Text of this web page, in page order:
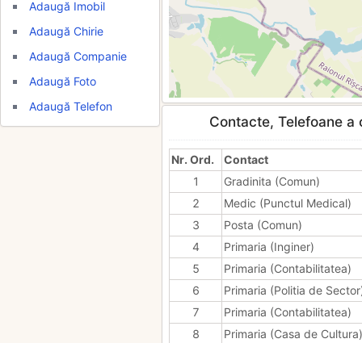
Adaugă Imobil
Adaugă Chirie
Adaugă Companie
Adaugă Foto
Adaugă Telefon
Contacte, Telefoane
Nr. Ord.
Contact
1
Gradinita (Comun)
2
Medic (Punctul Medical)
3
Posta (Comun)
4
Primaria (Inginer)
5
Primaria (Contabilitatea)
6
Primaria (Politia de
7
Primaria (Contabilitatea)
8
Primaria (Casa de Cultura)